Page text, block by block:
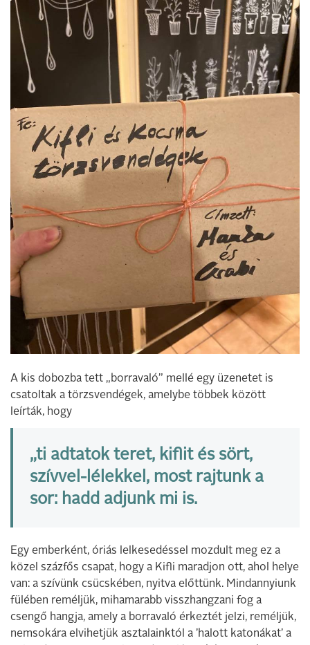
A kis dobozba tett „borravaló” mellé egy üzenetet is
csatoltak a törzsvendégek, amelybe többek között
leírták, hogy
„ti adtatok teret, kiflit és sört,
szívvel-lélekkel, most rajtunk a
sor: hadd adjunk mi is.
Egy emberként, óriás lelkesedéssel mozdult meg ez a
közel százfős csapat, hogy a Kifli maradjon ott, ahol helye
van: a szívünk csücskében, nyitva előttünk. Mindannyiunk
fülében reméljük, mihamarabb visszhangzani fog a
csengő hangja, amely a borravaló érkeztét jelzi, reméljük,
nemsokára elvihetjük asztalainktól a ’halott katonákat’ a